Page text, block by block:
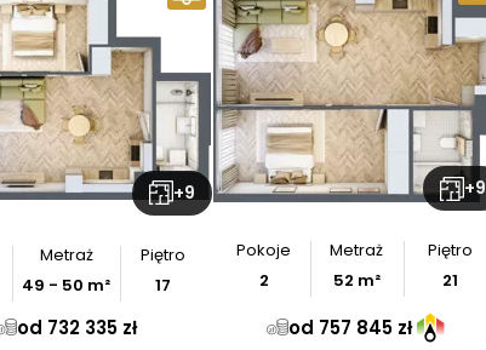
+9
Metraż
49 - 50 m²
Piętro
17
od 732 335 zł
+9
Pokoje
2
Metraż
52 m²
Piętro
21
od 757 845 zł